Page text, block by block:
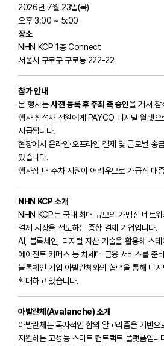
2026년 7월 23일(목)
오후 3:00 ~ 5:00
장소
NHN KCP 1층 Connect
서울시 구로구 구로동 222-22
참가 안내
본 행사는사전 등록 후 주최 측 승인을 거쳐 참
행사 참석자 전원에게 PAYCO 디지털 월렛으
지급됩니다.
현장에서 온라인·오프라인 결제 및 글로벌 송
있습니다.
행사장 내 주차 지원이 어려우므로 가급적 대
NHN KCP 소개
NHN KCP는 국내 최대 규모의 가맹점 네트워
결제 시장을 선도하는 종합 결제 기업입니다.
AI, 블록체인, 디지털 자산 기술을 활용해 스테
에이전트 커머스 등 차세대 금융 서비스를 준
블록체인 기업 아발란체와의 협력을 통해 디
확대하고 있습니다.
아발란체(Avalanche) 소개
아발란체는 독자적인 합의 알고리즘을 기반으
지원하는 고성능 스마트 컨트랙트 플랫폼입니